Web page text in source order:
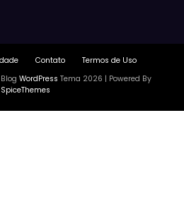
Contato
Termos de Uso
WordPress Tema 2026 | Powered By
SpiceThemes